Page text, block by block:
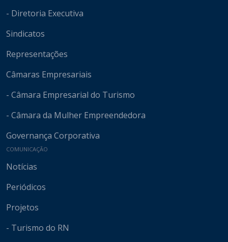
- Diretoria Executiva
Sindicatos
Representações
Câmaras Empresariais
- Câmara Empresarial do Turismo
- Câmara da Mulher Empreendedora
Governança Corporativa
COMUNICAÇÃO
Notícias
Periódicos
Projetos
- Turismo do RN